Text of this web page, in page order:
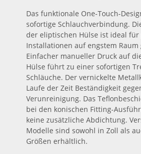
Das funktionale One-Touch-
sofortige Schlauchverbindung.
der eliptischen Hülse ist ideal für
Installationen auf engstem Raum
Einfacher manueller Druck auf
Hülse führt zu einer sofortigen
Schläuche. Der vernickelte
Laufe der Zeit Beständigkeit
Verunreinigung. Das
bei den konischen Fitting-
keine zusätzliche Abdichtung.
Modelle sind sowohl in Zoll als
Größen erhältlich.